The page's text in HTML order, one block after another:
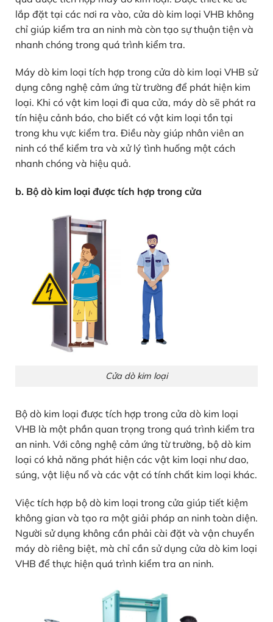
lắp đặt tại các nơi ra vào, cửa dò kim loại VHB không
chỉ giúp kiểm tra an ninh mà còn tạo sự thuận tiện và
nhanh chóng trong quá trình kiểm tra.
Máy dò kim loại tích hợp trong cửa dò kim loại VHB sử
dụng công nghệ cảm ứng từ trường để phát hiện kim
loại. Khi có vật kim loại đi qua cửa, máy dò sẽ phát ra
tín hiệu cảnh báo, cho biết có vật kim loại tồn tại
trong khu vực kiểm tra. Điều này giúp nhân viên an
ninh có thể kiểm tra và xử lý tình huống một cách
nhanh chóng và hiệu quả.
b. Bộ dò kim loại được tích hợp trong cửa
Cửa dò kim loại
Bộ dò kim loại được tích hợp trong cửa dò kim loại
VHB là một phần quan trọng trong quá trình kiểm tra
an ninh. Với công nghệ cảm ứng từ trường, bộ dò kim
loại có khả năng phát hiện các vật kim loại như dao,
súng, vật liệu nổ và các vật có tính chất kim loại khác.
Việc tích hợp bộ dò kim loại trong cửa giúp tiết kiệm
không gian và tạo ra một giải pháp an ninh toàn diện.
Người sử dụng không cần phải cài đặt và vận chuyển
máy dò riêng biệt, mà chỉ cần sử dụng cửa dò kim loại
VHB để thực hiện quá trình kiểm tra an ninh.